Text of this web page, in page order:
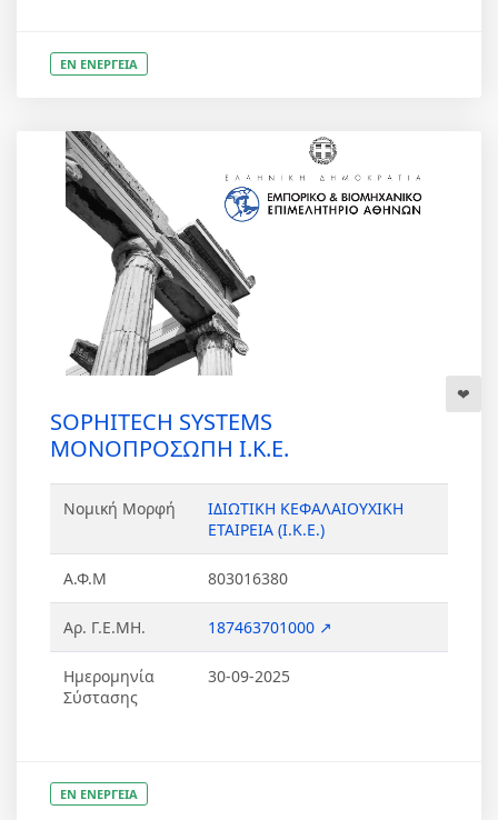
ΕΝ ΕΝΕΡΓΕΙΑ
SOPHITECH SYSTEMS
ΜΟΝΟΠΡΟΣΩΠΗ Ι.Κ.Ε.
Νομική Μορφή
ΙΔΙΩΤΙΚΗ ΚΕΦΑΛΑΙΟΥΧΙΚΗ
ΕΤΑΙΡΕΙΑ (Ι.Κ.Ε.)
Α.Φ.Μ 803016380
Αρ. Γ.Ε.ΜΗ. 187463701000 ↗
Ημερομηνία
Σύστασης
30-09-2025
ΕΝ ΕΝΕΡΓΕΙΑ